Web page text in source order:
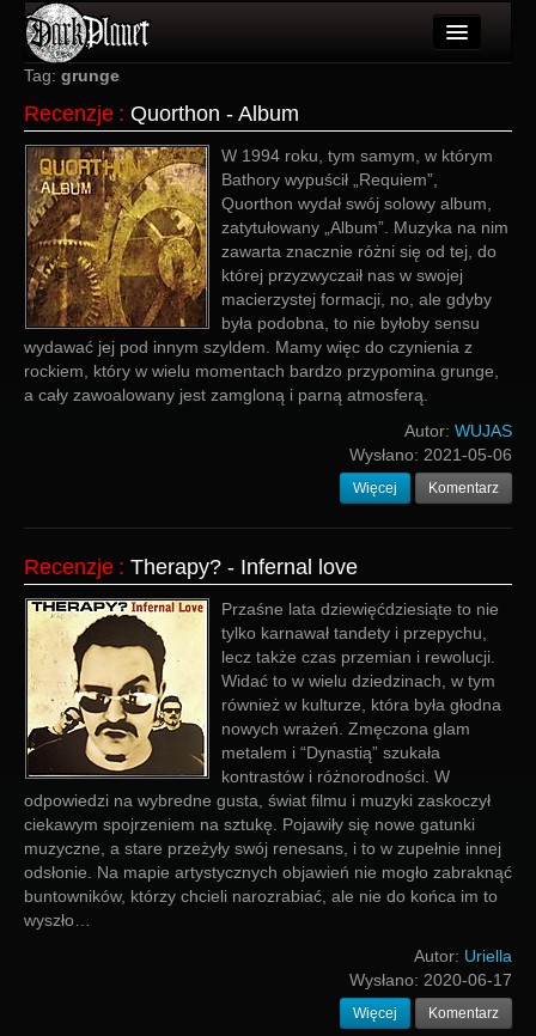
Artykuły
Użytkownicy
Wydarzenia
Galeria
Forum
Więcej
Login
Tag: grunge
Recenzje : Quorthon - Album
W 1994 roku, tym samym, w którym
Bathory wypuścił „Requiem”,
Quorthon wydał swój solowy album,
zatytułowany „Album”. Muzyka na nim
zawarta znacznie różni się od tej, do
której przyzwyczaił nas w swojej
macierzystej formacji, no, ale gdyby
była podobna, to nie byłoby sensu
wydawać jej pod innym szyldem. Mamy więc do czynienia z
rockiem, który w wielu momentach bardzo przypomina grunge,
a cały zawoalowany jest zamgloną i parną atmosferą.
Autor: WUJAS
Wysłano: 2021-05-06
Więcej Komentarz
Recenzje : Therapy? - Infernal love
Przaśne lata dziewięćdziesiąte to nie
tylko karnawał tandety i przepychu,
lecz także czas przemian i rewolucji.
Widać to w wielu dziedzinach, w tym
również w kulturze, która była głodna
nowych wrażeń. Zmęczona glam
metalem i “Dynastią” szukała
kontrastów i różnorodności. W
odpowiedzi na wybredne gusta, świat filmu i muzyki zaskoczył
ciekawym spojrzeniem na sztukę. Pojawiły się nowe gatunki
muzyczne, a stare przeżyły swój renesans, i to w zupełnie innej
odsłonie. Na mapie artystycznych objawień nie mogło zabraknąć
buntowników, którzy chcieli narozrabiać, ale nie do końca im to
wyszło…
Autor: Uriella
Wysłano: 2020-06-17
Więcej Komentarz